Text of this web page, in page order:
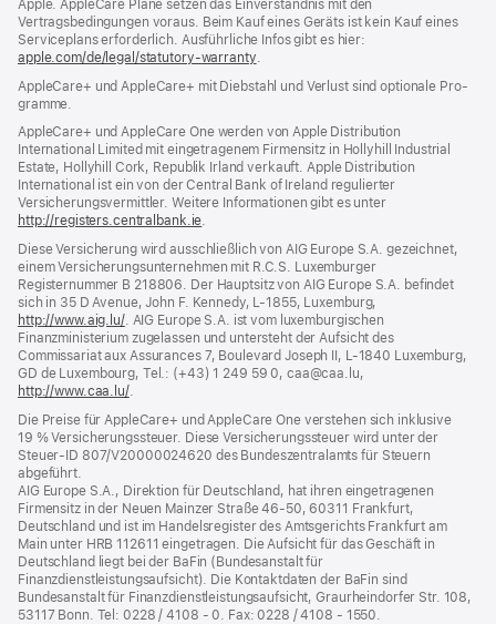
Fenster)
Apple. AppleCare Pläne setzen das Einverständnis mit den
Vertragsbedingungen voraus. Beim Kauf eines Geräts ist kein Kauf eines
Serviceplans erfor­der­lich. Ausführliche Infos gibt es hier:
apple.com/de/legal/statutory-warranty(Öffnet
neues
.
AppleCare+ und AppleCare+ mit Dieb­stahl und Verlust sind optionale Pro­
gramme.
AppleCare+ und AppleCare One werden von Apple Distribution
International Limited mit eingetragenem Firmensitz in Hollyhill Industrial
Estate, Hollyhill Cork, Republik Irland verkauft. Apple Distribution
International ist ein von der Central Bank of Ireland regulierter
Versicherungsvermittler. Weitere Informationen gibt es unter
http://registers.centralbank.ie(Öffnet
neues
Fenster)
.
Diese Versicherung wird ausschließlich von AIG Europe S.A. gezeichnet,
einem Versicherungsunternehmen mit R.C.S. Luxemburger
Registernummer B 218806. Der Hauptsitz von AIG Europe S.A. befindet
sich in 35 D Avenue, John F. Kennedy, L‑1855, Luxemburg,
http://www.aig.lu/(Öffnet
ein
neues
Fenster)
. AIG Europe S.A. ist vom luxemburgischen
Finanzministerium zugelassen und untersteht der Aufsicht des
Commissariat aux Assurances 7, Boulevard Joseph II, L‑1840 Luxemburg,
GD de Luxembourg, Tel.: (+43) 1 249 59 0, caa@caa.lu,
http://www.caa.lu/(Öffnet
neues
Fenster)
.
Die Preise für AppleCare+ und AppleCare One verstehen sich inklusive
19 % Versicherungssteuer. Diese Versicherungssteuer wird unter der
Steuer‑ID 807/V20000024620 des Bundeszentralamts für Steuern
abgeführt.
AIG Europe S.A., Direktion für Deutschland, hat ihren eingetragenen
Firmensitz in der Neuen Mainzer Straße 46‑50, 60311 Frankfurt,
Deutschland und ist im Handelsregister des Amtsgerichts Frankfurt am
Main unter HRB 112611 eingetragen. Die Aufsicht für das Geschäft in
Deutschland liegt bei der BaFin (Bundesanstalt für
Finanzdienstleistungsaufsicht). Die Kontaktdaten der BaFin sind
Bundesanstalt für Finanzdienstleistungsaufsicht, Graurheindorfer Str. 108,
53117 Bonn. Tel: 0228 / 4108 - 0. Fax: 0228 / 4108 - 1550.